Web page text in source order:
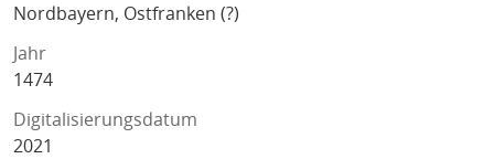
Nordbayern, Ostfranken (?)
Jahr
1474
Digitalisierungsdatum
2021